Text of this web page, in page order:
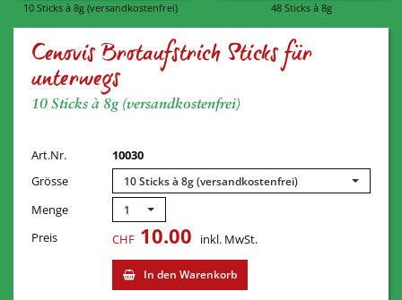
10 Sticks à 8g (versandkostenfrei) 48 Sticks à 8g
Cenovis Brotaufstrich Sticks für
unterwegs
10 Sticks à 8g (versandkostenfrei)
Art.Nr.
10030
Grösse
10 Sticks à 8g (versandkostenfrei)
Menge 1
Preis CHF 10.00 inkl. MwSt.
In den Warenkorb